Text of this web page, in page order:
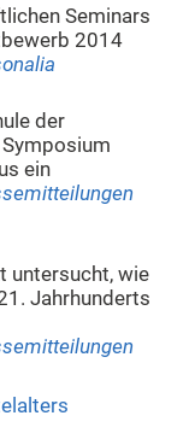
Seminars
2014
der
ein
untersucht, wie
Jahrhunderts